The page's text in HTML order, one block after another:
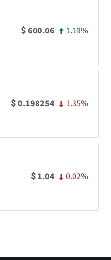
$600.06 1.19%
$0.198254 1.35%
$ 1.04 0.02%